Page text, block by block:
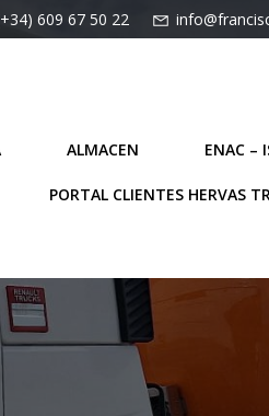
609 67 50 22
ALMACEN ENAC –
PORTAL CLIENTES HERVAS